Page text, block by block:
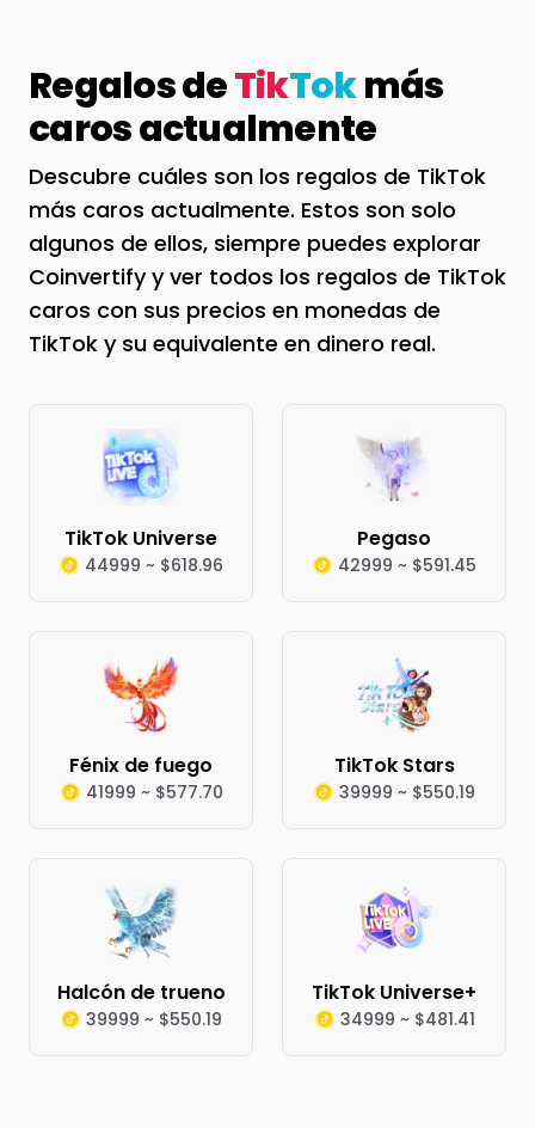
Regalos deTikTokmás
caros actualmente
Descubre cuáles son los regalos de TikTok
más caros actualmente. Estos son solo
algunos de ellos, siempre puedes explorar
Coinvertify y ver todos los regalos de TikTok
caros con sus precios en monedas de
TikTok y su equivalente en dinero real.
TikTok Universe
44999 ~ $618.96
Pegaso
42999 ~ $591.45
Fénix de fuego
41999 ~ $577.70
TikTok Stars
39999 ~ $550.19
Halcón de trueno
39999 ~ $550.19
TikTok Universe+
34999 ~ $481.41